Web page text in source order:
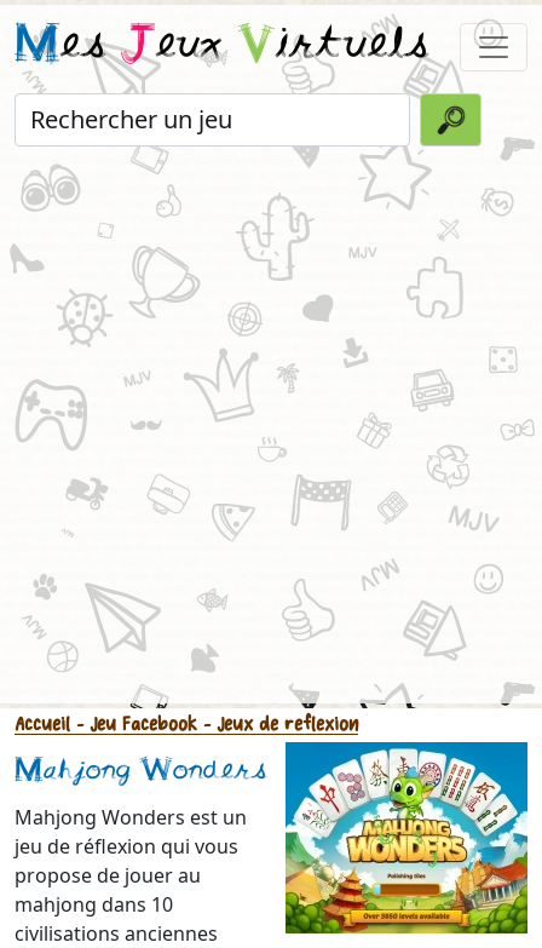
MesJeuxVirtuels
Accueil - Jeu Facebook - Jeux de reflexion
Mahjong Wonders
Mahjong Wonders est un
jeu de réflexion qui vous
propose de jouer au
mahjong dans 10
civilisations anciennes